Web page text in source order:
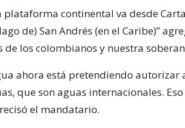
plataforma continental va desde
de) San Andrés (en el Caribe)”
de los colombianos y nuestra
ahora está pretendiendo autorizar
que son aguas internacionales.
el mandatario.